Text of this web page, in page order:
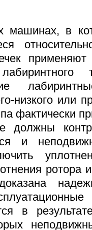
машинах, в
низкого или
фактически
должны
и
ротора
в